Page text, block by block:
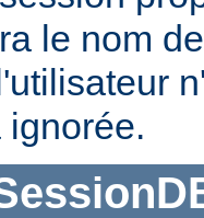
le nom